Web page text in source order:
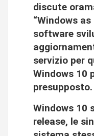
discute
“Windows
software
servizio per
Windows 10
presupposto.
Windows 10
release, le